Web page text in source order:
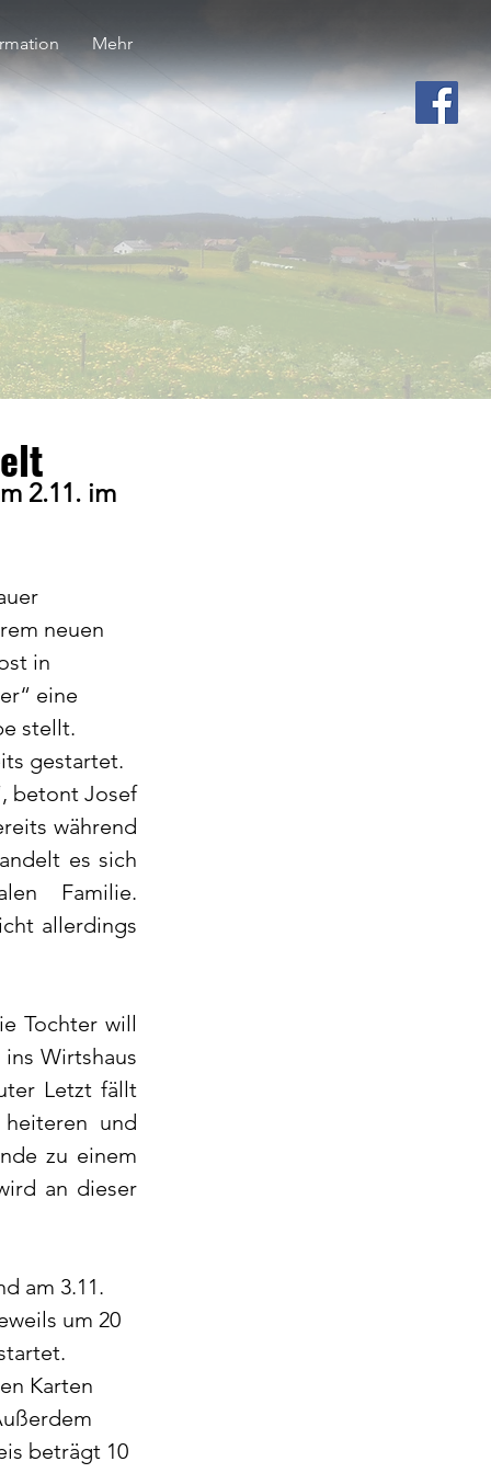
Mehr
2.11. im
neuen
in
eine
stellt.
gestartet.
betont Josef
während
es sich
Familie.
allerdings
Tochter will
Wirtshaus
Letzt fällt
und
zu einem
an dieser
am 3.11.
um 20
Karten
beträgt 10